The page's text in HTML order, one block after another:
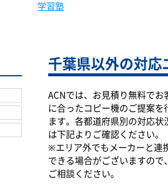
学習塾
千葉県以外の対応
ACNでは、お見積り無料でお
に合ったコピー機のご提案を
ます。各都道府県別の対応状
は下記よりご確認ください。
※エリア外でもメーカーと連
できる場合がございますので
ご相談ください。